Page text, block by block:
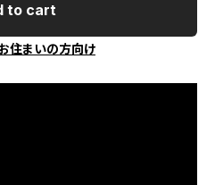
to cart
住まいの方向け